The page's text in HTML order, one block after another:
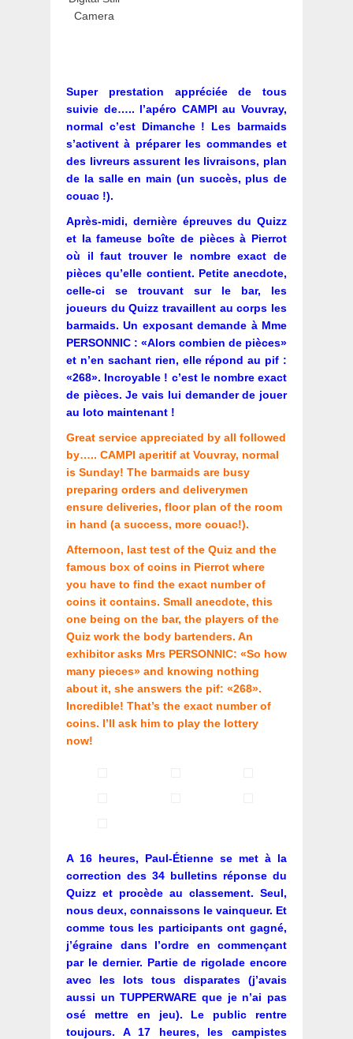
Camera
Super prestation appréciée de tous
suivie de….. l’apéro CAMPI au Vouvray,
normal c’est Dimanche ! Les barmaids
s’activent à préparer les commandes et
des livreurs assurent les livraisons, plan
de la salle en main (un succès, plus de
couac !).
Après-midi, dernière épreuves du Quizz
et la fameuse boîte de pièces à Pierrot
où il faut trouver le nombre exact de
pièces qu’elle contient. Petite anecdote,
celle-ci se trouvant sur le bar, les
joueurs du Quizz travaillent au corps les
barmaids. Un exposant demande à Mme
PERSONNIC : «Alors combien de pièces»
et n’en sachant rien, elle répond au pif :
«268». Incroyable ! c’est le nombre exact
de pièces. Je vais lui demander de jouer
au loto maintenant !
Great service appreciated by all followed
by….. CAMPI aperitif at Vouvray, normal
is Sunday! The barmaids are busy
preparing orders and deliverymen
ensure deliveries, floor plan of the room
in hand (a success, more couac!).
Afternoon, last test of the Quiz and the
famous box of coins in Pierrot where
you have to find the exact number of
coins it contains. Small anecdote, this
one being on the bar, the players of the
Quiz work the body bartenders. An
exhibitor asks Mrs PERSONNIC: «So how
many pieces» and knowing nothing
about it, she answers the pif: «268».
Incredible! That’s the exact number of
coins. I’ll ask him to play the lottery
now!
A 16 heures, Paul-Étienne se met à la
correction des 34 bulletins réponse du
Quizz et procède au classement. Seul,
nous deux, connaissons le vainqueur. Et
comme tous les participants ont gagné,
j’égraine dans l’ordre en commençant
par le dernier. Partie de rigolade encore
avec les lots tous disparates (j’avais
aussi un TUPPERWARE que je n’ai pas
osé mettre en jeu). Le public rentre
toujours. A 17 heures, les campistes